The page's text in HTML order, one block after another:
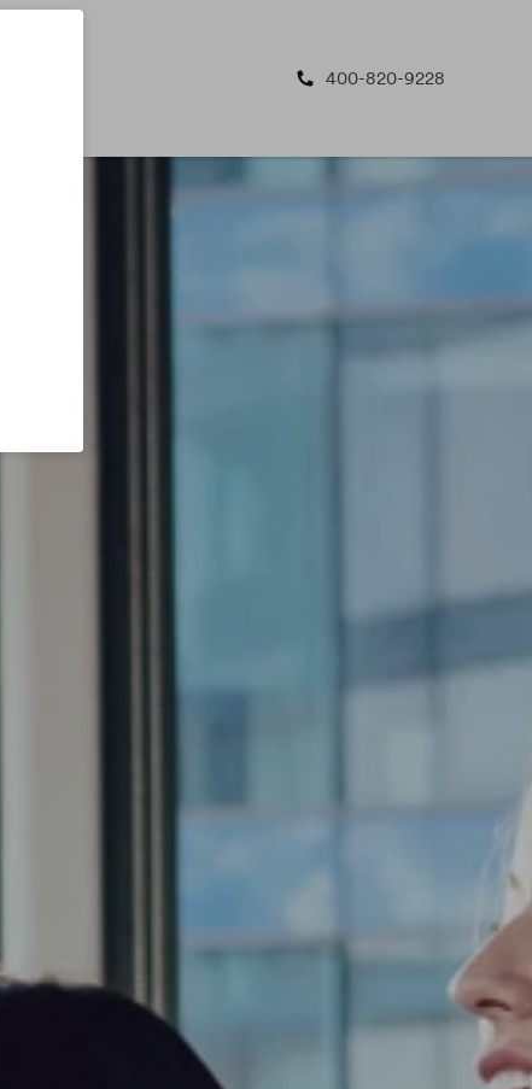
400-820-9228